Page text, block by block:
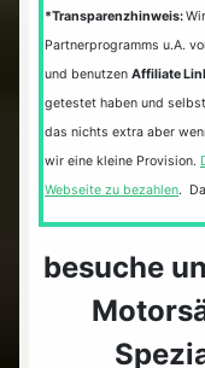
*Transparenzhinweis:
Partnerprogramms u.A.
und benutzen Affiliate
getestet haben und
das nichts extra aber
wir eine kleine Provision.
Webseite zu bezahlen.
besuche